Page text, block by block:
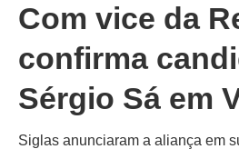
Com vice da
confirma
Sérgio Sá em
Siglas anunciaram a aliança em